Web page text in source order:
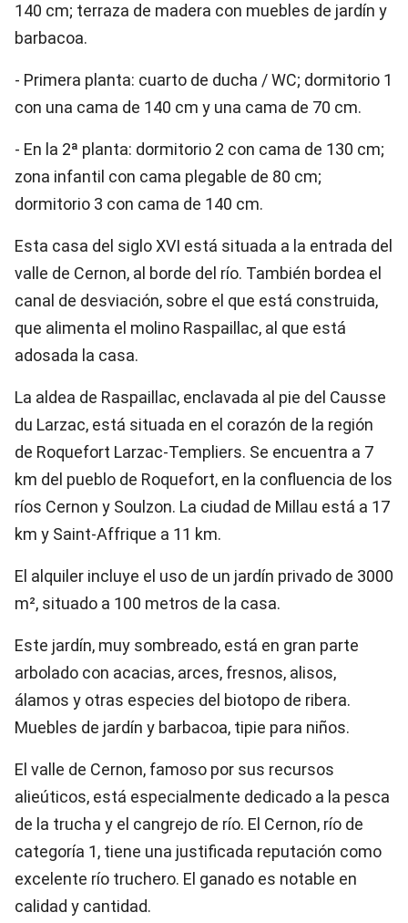
140 cm; terraza de madera con muebles de jardín y
barbacoa.
- Primera planta: cuarto de ducha / WC; dormitorio 1
con una cama de 140 cm y una cama de 70 cm.
- En la 2ª planta: dormitorio 2 con cama de 130 cm;
zona infantil con cama plegable de 80 cm;
dormitorio 3 con cama de 140 cm.
Esta casa del siglo XVI está situada a la entrada del
valle de Cernon, al borde del río. También bordea el
canal de desviación, sobre el que está construida,
que alimenta el molino Raspaillac, al que está
adosada la casa.
La aldea de Raspaillac, enclavada al pie del Causse
du Larzac, está situada en el corazón de la región
de Roquefort Larzac-Templiers. Se encuentra a 7
km del pueblo de Roquefort, en la confluencia de los
ríos Cernon y Soulzon. La ciudad de Millau está a 17
km y Saint-Affrique a 11 km.
El alquiler incluye el uso de un jardín privado de 3000
m², situado a 100 metros de la casa.
Este jardín, muy sombreado, está en gran parte
arbolado con acacias, arces, fresnos, alisos,
álamos y otras especies del biotopo de ribera.
Muebles de jardín y barbacoa, tipie para niños.
El valle de Cernon, famoso por sus recursos
alieúticos, está especialmente dedicado a la pesca
de la trucha y el cangrejo de río. El Cernon, río de
categoría 1, tiene una justificada reputación como
excelente río truchero. El ganado es notable en
calidad y cantidad.